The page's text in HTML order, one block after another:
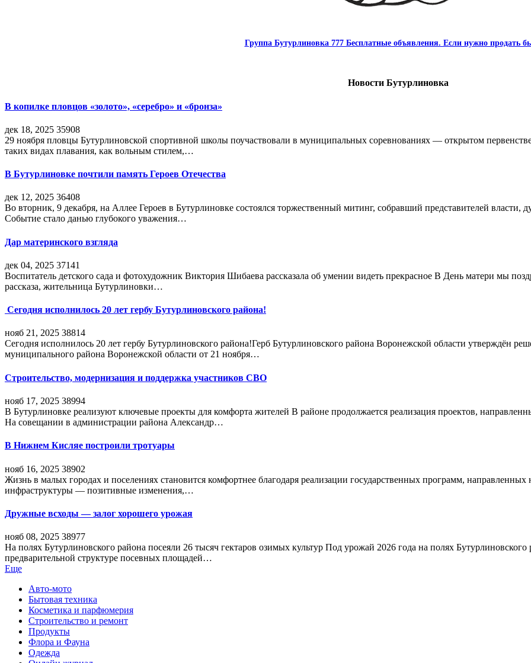
Группа Бутурлиновка 777 Бесплатные объявления. Если нужно продать
Новости Бутурлиновка
В копилке пловцов «золото», «серебро» и «бронза»
дек 18, 2025 35908
29 ноября пловцы Бутурлиновской спортивной школы поучаствовали в муниципальных соревнованиях — открытом
таких видах плавания, как вольным стилем,…
В Бутурлиновке почтили память Героев Отечества
дек 12, 2025 36408
Во вторник, 9 декабря, на Аллее Героев в Бутурлиновке состоялся торжественный митинг, собравший представителей
Событие стало данью глубокого уважения…
Дар материнского взгляда
дек 04, 2025 37141
Воспитатель детского сада и фотохудожник Виктория Шибаева рассказала об умении видеть прекрасное В День матери мы
рассказа, жительница Бутурлиновки…
Сегодня исполнилось 20 лет гербу Бутурлиновского района!
нояб 21, 2025 38814
Сегодня исполнилось 20 лет гербу Бутурлиновского района!Герб Бутурлиновского района Воронежской области утверждён
муниципального района Воронежской области от 21 ноября…
Строительство, модернизация и поддержка участников СВО
нояб 17, 2025 38994
В Бутурлиновке реализуют ключевые проекты для комфорта жителей В районе продолжается реализация проектов,
На совещании в администрации района Александр…
В Нижнем Кисляе построили тротуары
нояб 16, 2025 38902
Жизнь в малых городах и поселениях становится комфортнее благодаря реализации государственных программ,
инфраструктуры — позитивные изменения,…
Дружные всходы — залог хорошего урожая
нояб 08, 2025 38977
На полях Бутурлиновского района посеяли 26 тысяч гектаров озимых культур Под урожай 2026 года на полях
предварительной структуре посевных площадей…
Еще
Авто-мото
Бытовая техника
Косметика и парфюмерия
Строительство и ремонт
Продукты
Флора и Фауна
Одежда